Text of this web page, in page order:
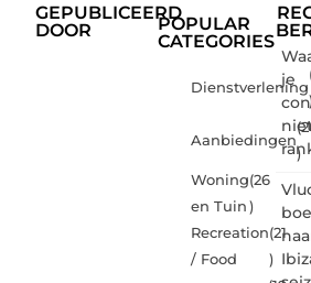
GEPUBLICEERD
DOOR
POPULAR
CATEGORIES
Dienstverlening
Aanbiedingen
)
Woning
en Tuin
(26
)
Recreation
/ Food
(21
)
je